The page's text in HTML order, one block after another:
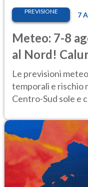
PREVISIONE 7
Meteo: 7-8
al Nord!
Le previsioni
temporali e rischio
Centro-Sud sole e